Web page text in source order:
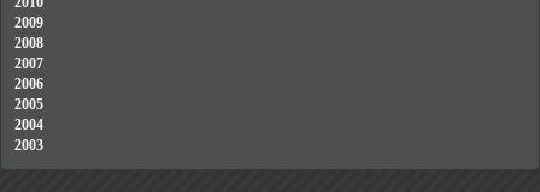
2009
2008
2007
2006
2005
2004
2003